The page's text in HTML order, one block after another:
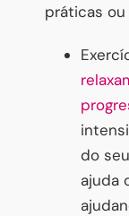
práticas
do
ajuda